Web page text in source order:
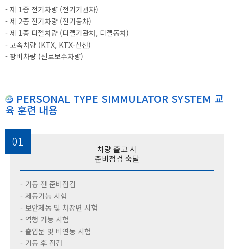
- 제 1종 전기차량 (전기기관차)
- 제 2종 전기차량 (전기동차)
- 제 1종 디젤차량 (디젤기관차, 디젤동차)
- 고속차량 (KTX, KTX-산천)
- 장비차량 (선로보수차량)
PERSONAL TYPE SIMMULATOR SYSTEM 교
육 훈련 내용
01
차량 출고 시
준비점검 숙달
- 기동 전 준비점검
- 제동기능 시험
- 보안제동 및 차장변 시험
- 역행 기능 시험
- 출입문 및 비연동 시험
- 기동 후 점검